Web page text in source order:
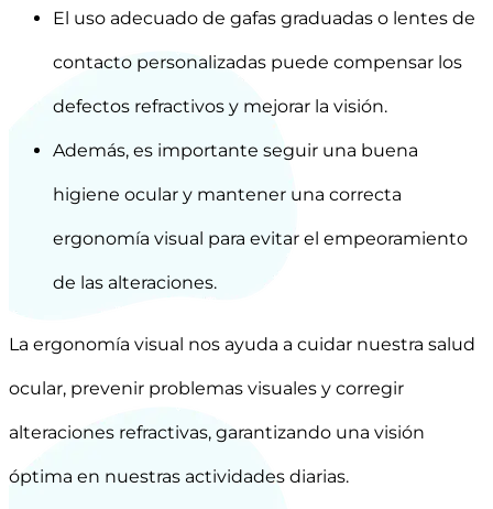
El uso adecuado de gafas graduadas o lentes de
contacto personalizadas puede compensar los
defectos refractivos y mejorar la visión.
Además, es importante seguir una buena
higiene ocular y mantener una correcta
ergonomía visual para evitar el empeoramiento
de las alteraciones.
La ergonomía visual nos ayuda a cuidar nuestra salud
ocular, prevenir problemas visuales y corregir
alteraciones refractivas, garantizando una visión
óptima en nuestras actividades diarias.